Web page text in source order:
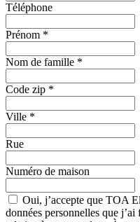
Téléphone
Prénom *
Nom de famille *
Code zip *
Ville *
Rue
Numéro de maison
Oui, j’accepte que TOA
données personnelles que